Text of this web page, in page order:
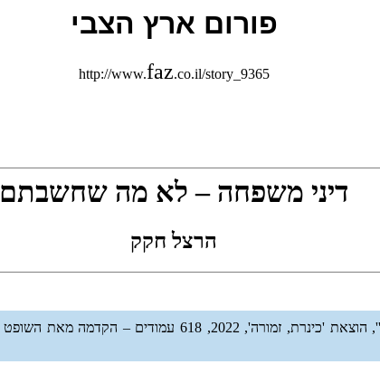
פורום ארץ הצבי
http://www.faz.co.il/story_9365
דיני משפחה – לא מה שחשבתם
הרצל חקק
'', הוצאת 'כינרת, זמורה', 2022, 618 עמודים – הקדמה מאת השופט